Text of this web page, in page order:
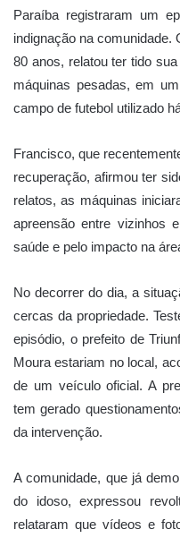
Paraíba registraram um
indignação na
80 anos, relatou ter tido
máquinas pesadas, em
campo de futebol utilizado
Francisco, que
recuperação, afirmou ter
relatos, as máquinas
apreensão entre vizinhos
saúde e pelo impacto na
No decorrer do dia, a
cercas da propriedade.
episódio, o prefeito de
Moura estariam no local,
de um veículo oficial. A
tem gerado
da intervenção.
A comunidade, que já
do idoso, expressou
relataram que vídeos e